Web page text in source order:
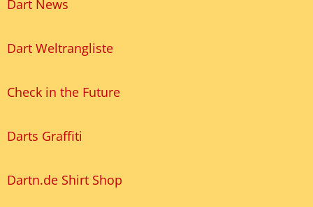
Dart News
Dart Weltrangliste
Check in the Future
Darts Graffiti
Dartn.de Shirt Shop